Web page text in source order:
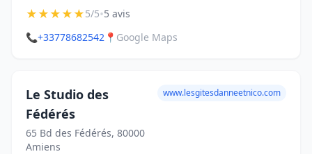
★★★★★5/5•5 avis
📞+33778682542 📍 Google Maps
Le Studio des
Fédérés
65 Bd des Fédérés, 80000
Amiens
www.lesgitesdanneetnico.com